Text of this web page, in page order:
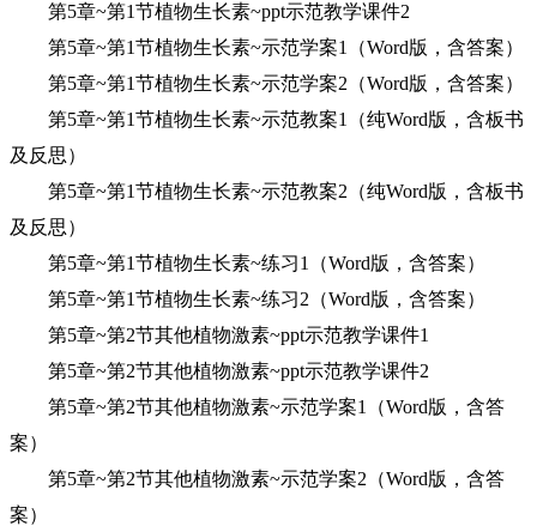
第5章~第1节植物生长素~ppt示范教学课件2
第5章~第1节植物生长素~示范学案1（Word版，含答案）
第5章~第1节植物生长素~示范学案2（Word版，含答案）
第5章~第1节植物生长素~示范教案1（纯Word版，含板书
及反思）
第5章~第1节植物生长素~示范教案2（纯Word版，含板书
及反思）
第5章~第1节植物生长素~练习1（Word版，含答案）
第5章~第1节植物生长素~练习2（Word版，含答案）
第5章~第2节其他植物激素~ppt示范教学课件1
第5章~第2节其他植物激素~ppt示范教学课件2
第5章~第2节其他植物激素~示范学案1（Word版，含答
案）
第5章~第2节其他植物激素~示范学案2（Word版，含答
案）